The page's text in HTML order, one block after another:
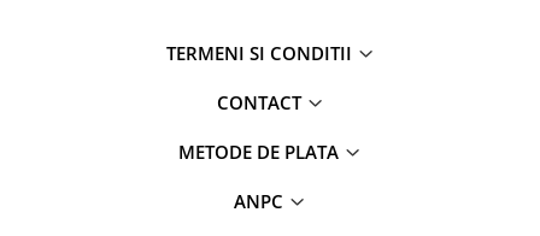
TERMENI SI CONDITII
CONTACT
METODE DE PLATA
ANPC